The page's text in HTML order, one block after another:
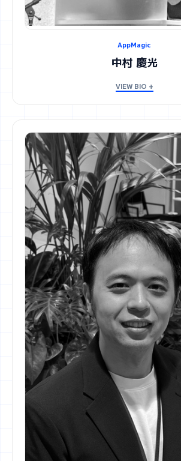
AppMagic
中村 慶光
VIEW BIO +